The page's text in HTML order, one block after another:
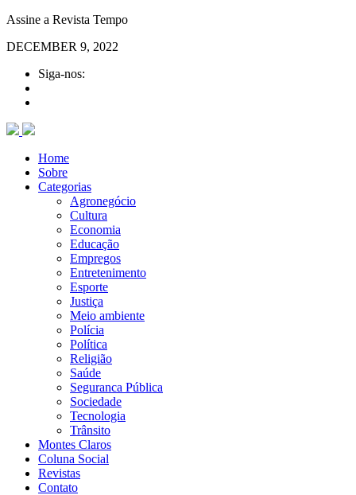
Assine a Revista Tempo
DECEMBER 9, 2022
Siga-nos:
Home
Sobre
Categorias
Agronegócio
Cultura
Economia
Educação
Empregos
Entretenimento
Esporte
Justiça
Meio ambiente
Polícia
Política
Religião
Saúde
Seguranca Pública
Sociedade
Tecnologia
Trânsito
Montes Claros
Coluna Social
Revistas
Contato